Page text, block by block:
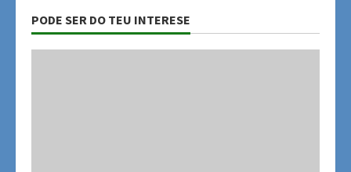
PODE SER DO TEU INTERESE